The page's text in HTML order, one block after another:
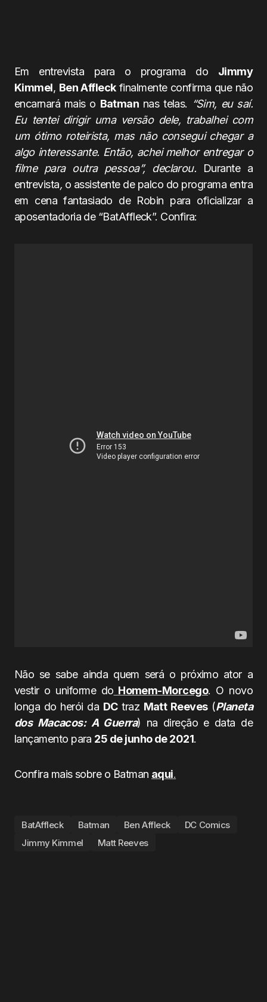
Em entrevista para o programa do Jimmy
Kimmel, Ben Affleckfinalmente confirma que não
encarnará mais o Batman nas telas. “Sim, eu saí.
Eu tentei dirigir uma versão dele, trabalhei com
um ótimo roteirista, mas não consegui chegar a
algo interessante. Então, achei melhor entregar o
filme para outra pessoa”, declarou. Durante a
entrevista, o assistente de palco do programa entra
em cena fantasiado de Robin para oficializar a
aposentadoria de “BatAffleck”. Confira:
Não se sabe ainda quem será o próximo ator a
vestir o uniforme do Homem-Morcego. O novo
longa do herói da DCtraz Matt Reeves(Planeta
dos Macacos: A Guerra) na direção e data de
lançamento para 25 de junho de 2021.
Confira mais sobre o Batman aqui.
BatAffleck Batman Ben Affleck
DC Comics
Jimmy Kimmel
Matt Reeves